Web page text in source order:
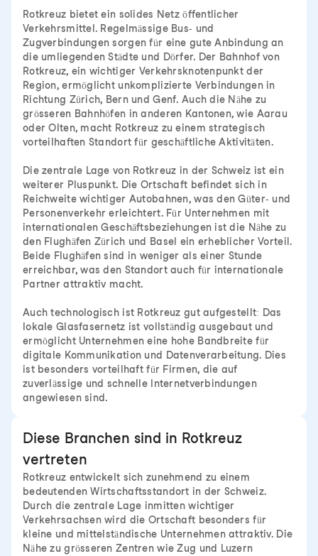
Rotkreuz bietet ein solides Netz öffentlicher
Verkehrsmittel. Regelmässige Bus- und
Zugverbindungen sorgen für eine gute Anbindung an
die umliegenden Städte und Dörfer. Der Bahnhof von
Rotkreuz, ein wichtiger Verkehrsknotenpunkt der
Region, ermöglicht unkomplizierte Verbindungen in
Richtung Zürich, Bern und Genf. Auch die Nähe zu
grösseren Bahnhöfen in anderen Kantonen, wie Aarau
oder Olten, macht Rotkreuz zu einem strategisch
vorteilhaften Standort für geschäftliche Aktivitäten.
Die zentrale Lage von Rotkreuz in der Schweiz ist ein
weiterer Pluspunkt. Die Ortschaft befindet sich in
Reichweite wichtiger Autobahnen, was den Güter- und
Personenverkehr erleichtert. Für Unternehmen mit
internationalen Geschäftsbeziehungen ist die Nähe zu
den Flughäfen Zürich und Basel ein erheblicher Vorteil.
Beide Flughäfen sind in weniger als einer Stunde
erreichbar, was den Standort auch für internationale
Partner attraktiv macht.
Auch technologisch ist Rotkreuz gut aufgestellt: Das
lokale Glasfasernetz ist vollständig ausgebaut und
ermöglicht Unternehmen eine hohe Bandbreite für
digitale Kommunikation und Datenverarbeitung. Dies
ist besonders vorteilhaft für Firmen, die auf
zuverlässige und schnelle Internetverbindungen
angewiesen sind.
Diese Branchen sind in Rotkreuz
vertreten
Rotkreuz entwickelt sich zunehmend zu einem
bedeutenden Wirtschaftsstandort in der Schweiz.
Durch die zentrale Lage inmitten wichtiger
Verkehrsachsen wird die Ortschaft besonders für
kleine und mittelständische Unternehmen attraktiv. Die
Nähe zu grösseren Zentren wie Zug und Luzern